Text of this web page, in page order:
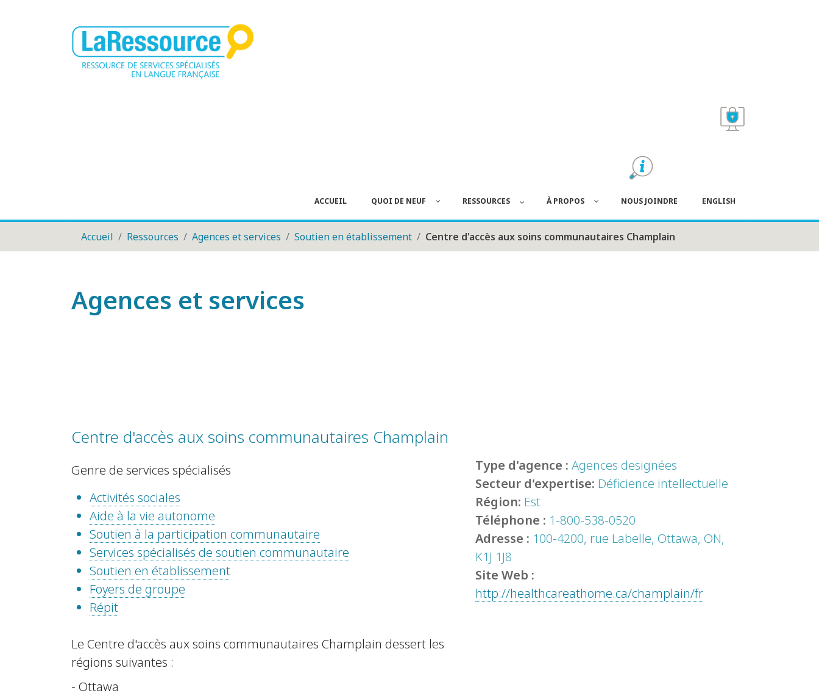
ACCUEIL QUOI DE NEUF RESSOURCES À PROPOS NOUS JOINDRE ENGLISH
Accueil Ressources Agences et services Soutien en établissement Centre d'accès aux soins communautaires Champlain
Agences et services
Centre d'accès aux soins communautaires Champlain
Genre de services spécialisés
Activités sociales
Aide à la vie autonome
Soutien à la participation communautaire
Services spécialisés de soutien communautaire
Soutien en établissement
Foyers de groupe
Répit
Le Centre d'accès aux soins communautaires Champlain dessert les
régions suivantes :
- Ottawa
Type d'agence : Agences designées
Secteur d'expertise: Déficience intellectuelle
Région: Est
Téléphone : 1-800-538-0520
Adresse : 100-4200, rue Labelle, Ottawa, ON,
K1J 1J8
Site Web :
http://healthcareathome.ca/champlain/fr